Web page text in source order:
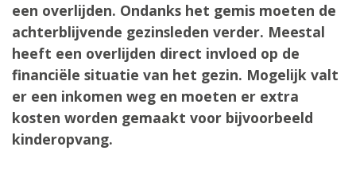
een overlijden. Ondanks het gemis moeten de
achterblijvende gezinsleden verder. Meestal
heeft een overlijden direct invloed op de
financiële situatie van het gezin. Mogelijk valt
er een inkomen weg en moeten er extra
kosten worden gemaakt voor bijvoorbeeld
kinderopvang.